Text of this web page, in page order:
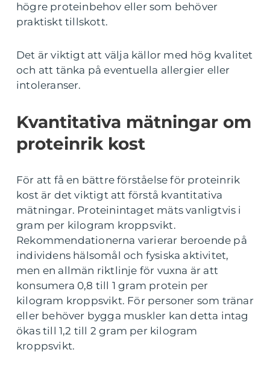
högre proteinbehov eller som behöver
praktiskt tillskott.
Det är viktigt att välja källor med hög kvalitet
och att tänka på eventuella allergier eller
intoleranser.
Kvantitativa mätningar om
proteinrik kost
För att få en bättre förståelse för proteinrik
kost är det viktigt att förstå kvantitativa
mätningar. Proteinintaget mäts vanligtvis i
gram per kilogram kroppsvikt.
Rekommendationerna varierar beroende på
individens hälsomål och fysiska aktivitet,
men en allmän riktlinje för vuxna är att
konsumera 0,8 till 1 gram protein per
kilogram kroppsvikt. För personer som tränar
eller behöver bygga muskler kan detta intag
ökas till 1,2 till 2 gram per kilogram
kroppsvikt.